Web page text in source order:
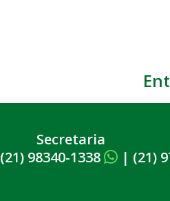
Secretaria
(21) 98340-1338 | (21)